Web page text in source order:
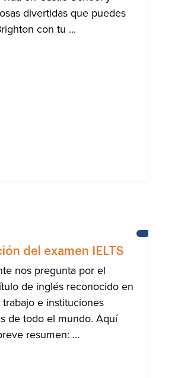
divertidas que puedes
con tu ...
del examen IELTS
nos pregunta por el
de inglés reconocido en
e instituciones
de todo el mundo. Aquí
resumen: ...